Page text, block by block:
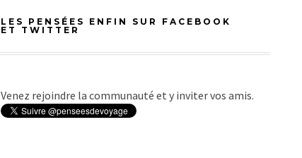
LES PENSÉES ENFIN SUR FACEBOOK
ET TWITTER
Venez rejoindre la communauté et y inviter vos amis.